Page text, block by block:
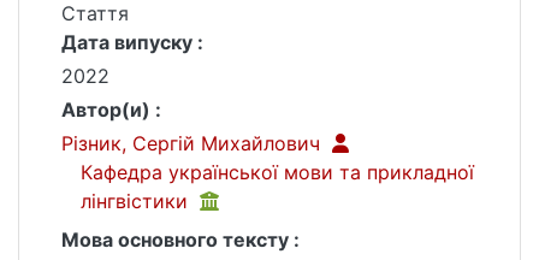
Стаття
Дата випуску :
2022
Автор(и) :
Різник, Сергій Михайлович
Кафедра української мови та прикладної
лінгвістики
Мова основного тексту :